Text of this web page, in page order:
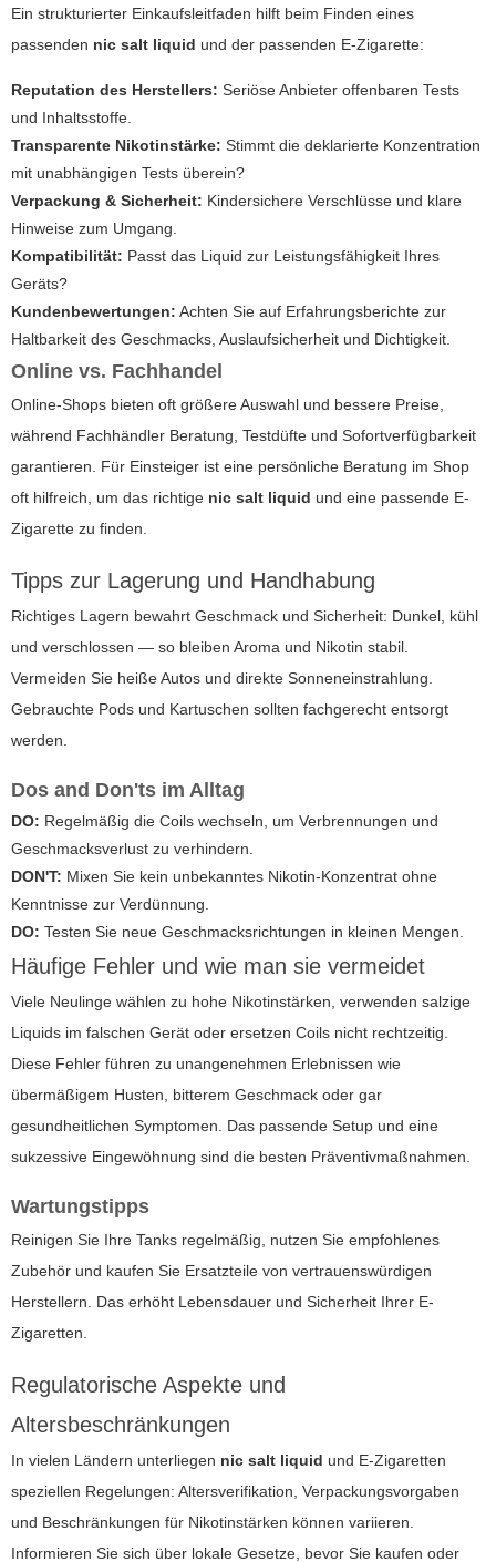
Ein strukturierter Einkaufsleitfaden hilft beim Finden eines
passenden nic salt liquid und der passenden E-Zigarette:
Reputation des Herstellers: Seriöse Anbieter offenbaren Tests
und Inhaltsstoffe.
Transparente Nikotinstärke: Stimmt die deklarierte Konzentration
mit unabhängigen Tests überein?
Verpackung & Sicherheit: Kindersichere Verschlüsse und klare
Hinweise zum Umgang.
Kompatibilität: Passt das Liquid zur Leistungsfähigkeit Ihres
Geräts?
Kundenbewertungen: Achten Sie auf Erfahrungsberichte zur
Haltbarkeit des Geschmacks, Auslaufsicherheit und Dichtigkeit.
Online vs. Fachhandel
Online-Shops bieten oft größere Auswahl und bessere Preise,
während Fachhändler Beratung, Testdüfte und Sofortverfügbarkeit
garantieren. Für Einsteiger ist eine persönliche Beratung im Shop
oft hilfreich, um das richtige nic salt liquid und eine passende E-
Zigarette zu finden.
Tipps zur Lagerung und Handhabung
Richtiges Lagern bewahrt Geschmack und Sicherheit: Dunkel, kühl
und verschlossen — so bleiben Aroma und Nikotin stabil.
Vermeiden Sie heiße Autos und direkte Sonneneinstrahlung.
Gebrauchte Pods und Kartuschen sollten fachgerecht entsorgt
werden.
Dos and Don'ts im Alltag
DO: Regelmäßig die Coils wechseln, um Verbrennungen und
Geschmacksverlust zu verhindern.
DON'T: Mixen Sie kein unbekanntes Nikotin-Konzentrat ohne
Kenntnisse zur Verdünnung.
DO: Testen Sie neue Geschmacksrichtungen in kleinen Mengen.
Häufige Fehler und wie man sie vermeidet
Viele Neulinge wählen zu hohe Nikotinstärken, verwenden salzige
Liquids im falschen Gerät oder ersetzen Coils nicht rechtzeitig.
Diese Fehler führen zu unangenehmen Erlebnissen wie
übermäßigem Husten, bitterem Geschmack oder gar
gesundheitlichen Symptomen. Das passende Setup und eine
sukzessive Eingewöhnung sind die besten Präventivmaßnahmen.
Wartungstipps
Reinigen Sie Ihre Tanks regelmäßig, nutzen Sie empfohlenes
Zubehör und kaufen Sie Ersatzteile von vertrauenswürdigen
Herstellern. Das erhöht Lebensdauer und Sicherheit Ihrer E-
Zigaretten.
Regulatorische Aspekte und
Altersbeschränkungen
In vielen Ländern unterliegen nic salt liquid und E-Zigaretten
speziellen Regelungen: Altersverifikation, Verpackungsvorgaben
und Beschränkungen für Nikotinstärken können variieren.
Informieren Sie sich über lokale Gesetze, bevor Sie kaufen oder